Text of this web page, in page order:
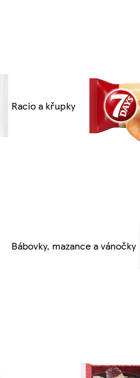
Racio a křupky
Bábovky, mazance a vánočky